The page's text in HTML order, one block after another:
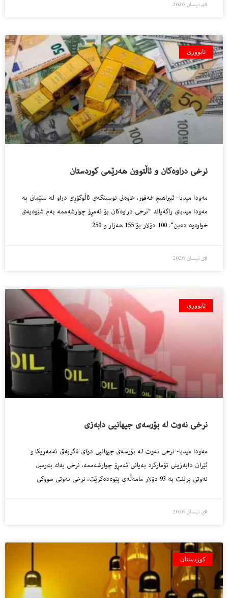
8ی نیسان 2026
ئابووری
نرخى دراوه‌كان و ئاڵتوون هه‌رێمى كوردستان
مه‌ودا میدیا- ئیبراهیم غه‌فور، خاوه‌نى نوسینگه‌ى ئاڵوگۆڕى دراو له‌ سلێمانى به‌
مه‌ودا میدیاى راگه‌یاند “نرخى دراوه‌كان بۆ ئه‌مڕۆ چوارشه‌ممه‌ به‌م شێوه‌یه‌ى
خواره‌وه‌ ده‌بن”. 100 دۆلار بۆ 155 هه‌زار و 250
8ی نیسان 2026
ئابووری
نرخى نه‌وت له‌ بۆرسه‌ى جیهانیی دابه‌زى
مەودا میدیا- نرخى نه‌وت له‌ بۆرسه‌ى جیهانیی دواى ئاگربه‌تى ئه‌مه‌ریكا و
ئێران دابه‌زینى تۆماركرد بەیانی ئەمڕۆ چوارشه‌ممه‌، نرخی یەك بەرمیل
نەوتی برێنت به‌ 93 دۆلار مامه‌ڵه‌ى پێوه‌ده‌كرێت، نرخی نەوتی سووكی
8ی نیسان 2026
کوردستان